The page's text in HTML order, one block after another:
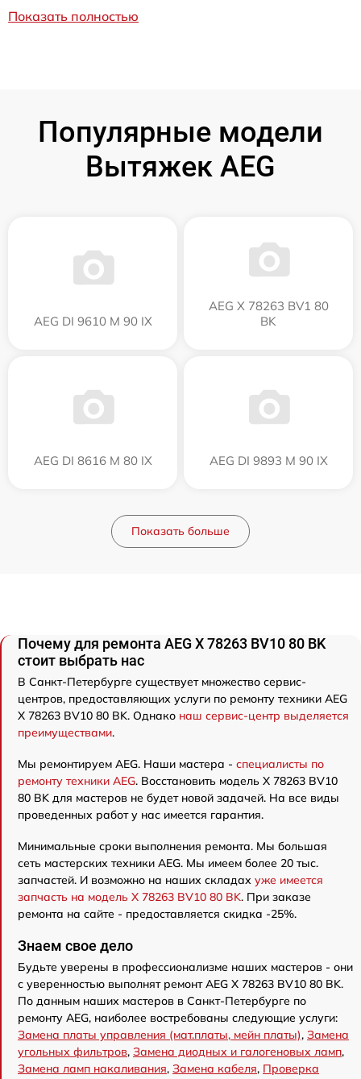
Показать полностью
Популярные модели
Вытяжек AEG
AEG DI 9610 M 90 IX
AEG X 78263 BV1 80
BK
AEG DI 8616 M 80 IX AEG DI 9893 M 90 IX
Показать больше
Почему для ремонта AEG X 78263 BV10 80 BK
стоит выбрать нас
В Санкт-Петербурге существует множество сервис-
центров, предоставляющих услуги по ремонту техники AEG
X 78263 BV10 80 BK. Однако наш сервис-центр выделяется
преимуществами.
Мы ремонтируем AEG. Наши мастера - специалисты по
ремонту техники AEG. Восстановить модель X 78263 BV10
80 BK для мастеров не будет новой задачей. На все виды
проведенных работ у нас имеется гарантия.
Минимальные сроки выполнения ремонта. Мы большая
сеть мастерских техники AEG. Мы имеем более 20 тыс.
запчастей. И возможно на наших складах уже имеется
запчасть на модель X 78263 BV10 80 BK. При заказе
ремонта на сайте - предоставляется скидка -25%.
Знаем свое дело
Будьте уверены в профессионализме наших мастеров - они
с уверенностью выполнят ремонт AEG X 78263 BV10 80 BK.
По данным наших мастеров в Санкт-Петербурге по
ремонту AEG, наиболее востребованы следующие услуги:
Замена платы управления (мат.платы, мейн платы), Замена
угольных фильтров, Замена диодных и галогеновых ламп,
Замена ламп накаливания, Замена кабеля, Проверка